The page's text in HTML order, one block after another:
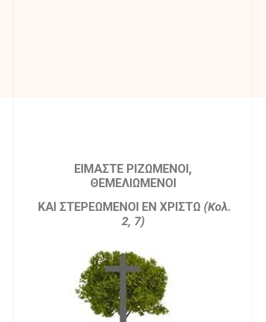
ΕΙΜΑΣΤΕ ΡΙΖΩΜΕΝΟΙ,
ΘΕΜΕΛΙΩΜΕΝΟΙ
ΚΑΙ ΣΤΕΡΕΩΜΕΝΟΙ ΕΝ ΧΡΙΣΤΩ (Κολ.
2, 7)